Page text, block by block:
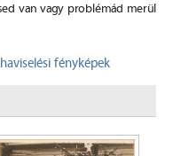
van vagy problémád merül
fényképek